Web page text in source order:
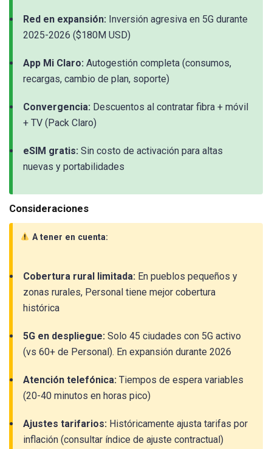
Red en expansión: Inversión agresiva en 5G durante
2025-2026 ($180M USD)
App Mi Claro: Autogestión completa (consumos,
recargas, cambio de plan, soporte)
Convergencia: Descuentos al contratar fibra + móvil
+ TV (Pack Claro)
eSIM gratis: Sin costo de activación para altas
nuevas y portabilidades
Consideraciones
A tener en cuenta:
Cobertura rural limitada: En pueblos pequeños y
zonas rurales, Personal tiene mejor cobertura
histórica
5G en despliegue: Solo 45 ciudades con 5G activo
(vs 60+ de Personal). En expansión durante 2026
Atención telefónica: Tiempos de espera variables
(20-40 minutos en horas pico)
Ajustes tarifarios: Históricamente ajusta tarifas por
inflación (consultar índice de ajuste contractual)